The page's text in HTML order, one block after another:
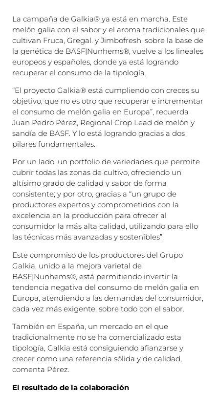
La campaña de Galkia® ya está en marcha. Este
melón galia con el sabor y el aroma tradicionales que
cultivan Fruca, Gregal. y Jimbofresh, sobre la base de
la genética de BASF|Nunhems®, vuelve a los lineales
europeos y españoles, donde ya está logrando
recuperar el consumo de la tipología.
“El proyecto Galkia® está cumpliendo con creces su
objetivo, que no es otro que recuperar e incrementar
el consumo de melón galia en Europa”, recuerda
Juan Pedro Pérez, Regional Crop Lead de melón y
sandía de BASF. Y lo está logrando gracias a dos
pilares fundamentales.
Por un lado, un portfolio de variedades que permite
cubrir todas las zonas de cultivo, ofreciendo un
altísimo grado de calidad y sabor de forma
consistente; y por otro, gracias a “un grupo de
productores expertos y comprometidos con la
excelencia en la producción para ofrecer al
consumidor la más alta calidad, utilizando para ello
las técnicas más avanzadas y sostenibles”.
Este compromiso de los productores del Grupo
Galkia, unido a la mejora varietal de
BASF|Nunhems®, está permitiendo invertir la
tendencia negativa del consumo de melón galia en
Europa, atendiendo a las demandas del consumidor,
cada vez más exigente, sobre todo con el sabor.
También en España, un mercado en el que
tradicionalmente no se ha comercializado esta
tipología, Galkia está consiguiendo afianzarse y
crecer como una referencia sólida y de calidad,
comenta Pérez.
El resultado de la colaboración